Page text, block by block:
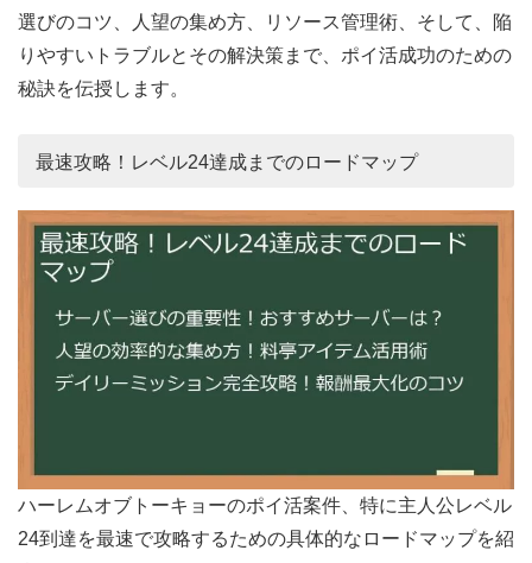
選びのコツ、人望の集め方、リソース管理術、そして、陥
りやすいトラブルとその解決策まで、ポイ活成功のための
秘訣を伝授します。
最速攻略！レベル24達成までのロードマップ
ハーレムオブトーキョーのポイ活案件、特に主人公レベル
24到達を最速で攻略するための具体的なロードマップを紹